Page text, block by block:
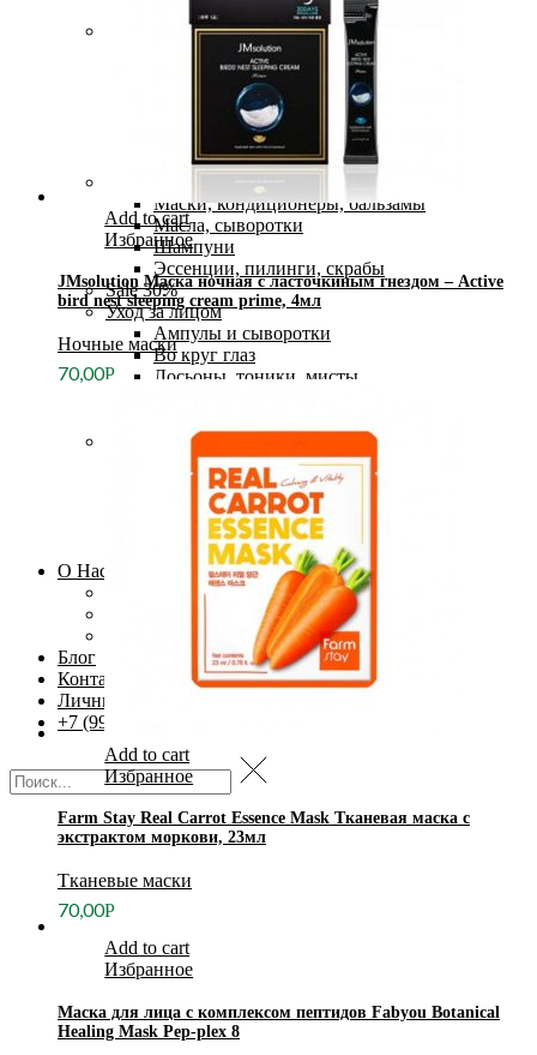
Очищение
Гидрофильные масла, бальзамы
Пэды и салфетки
Скрабы
Маски, кондиционеры, бальзамы
Масла, сыворотки
Шампуни
Эссенции, пилинги, скрабы
Sale 30%
Уход за лицом
Ампулы и сыворотки
Во круг глаз
Лосьоны, тоники, мисты
Уход за телом
Гели и мыло для душа
Для ног
Для рук
Лосьоны, гели, крема
Скрабы и пилинги
О Нас
Блог
Контакты
Личный кабинет
+7 (995) 502-42-42
Add to cart
Избранное
JMsolution Маска ночная с ласточкиным гнездом – Active
bird nest sleeping cream prime, 4мл
Ночные маски
70,00Р
Add to cart
Избранное
Farm Stay Real Carrot Essence Mask Тканевая маска с
экстрактом моркови, 23мл
Тканевые маски
70,00Р
Add to cart
Избранное
Маска для лица с комплексом пептидов Fabyou Botanical
Healing Mask Pep-plex 8